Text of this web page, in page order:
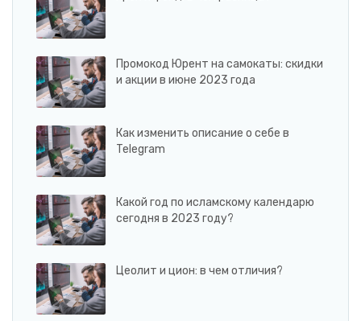
Промокод Юрент на самокаты: скидки
и акции в июне 2023 года
Как изменить описание о себе в
Telegram
Какой год по исламскому календарю
сегодня в 2023 году?
Цеолит и цион: в чем отличия?